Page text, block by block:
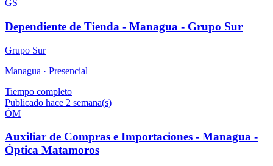
GS
Dependiente de Tienda - Managua - Grupo Sur
Grupo Sur
Managua · Presencial
Tiempo completo
Publicado hace 2 semana(s)
ÓM
Auxiliar de Compras e Importaciones - Managua -
Óptica Matamoros